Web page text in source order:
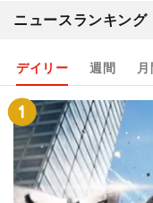
ニュースランキング
デイリー 週間 月